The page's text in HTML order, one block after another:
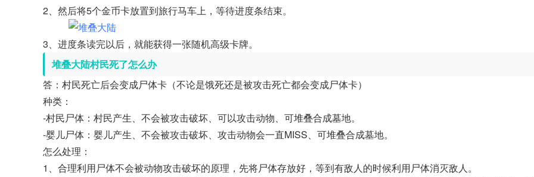
2、然后将5个金币卡放置到旅行马车上，等待进度条结束。
3、进度条读完以后，就能获得一张随机高级卡牌。
堆叠大陆村民死了怎么办
答：村民死亡后会变成尸体卡（不论是饿死还是被攻击死亡都会变成尸体卡）
种类：
-村民尸体：村民产生、不会被攻击破坏、可以攻击动物、可堆叠合成墓地。
-婴儿尸体：婴儿产生、不会被攻击破坏、攻击动物会一直MISS、可堆叠合成墓地。
怎么处理：
1、合理利用尸体不会被动物攻击破坏的原理，先将尸体存放好，等到有敌人的时候利用尸体消灭敌人。